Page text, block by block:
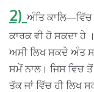
2) ਅੰਤਿ
ਕਾਰਕ ਵੀ ਹੋ ਸਕਦਾ ਹੇ
ਅਸੀ ਲਿਖ ਸਕਦੇ ਅੰਤ
ਸਮੇਂ ਨਾਲ। ਜਿਸ ਵਿਚ
ਤੱਕ ਜਾਂ ਵਿੱਚ ਹੀ ਲਿਖ